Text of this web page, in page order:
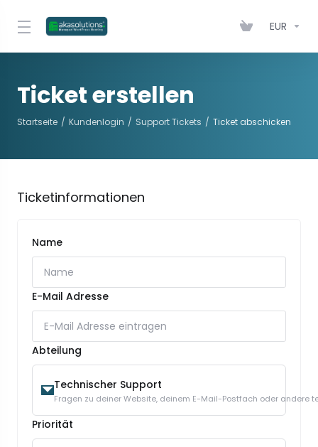
EUR
Ticket erstellen
Startseite Kundenlogin Support Tickets Ticket abschicken
Ticketinformationen
Name
E-Mail Adresse
Abteilung
Technischer Support
Fragen zu deiner Website, deinem E-Mail-Postfach oder andere
Priorität